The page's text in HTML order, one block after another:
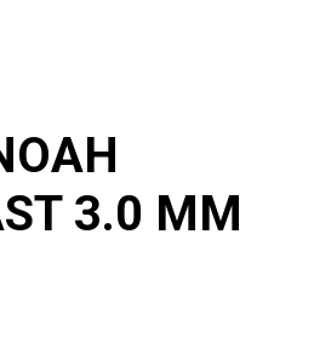
3.0 MM